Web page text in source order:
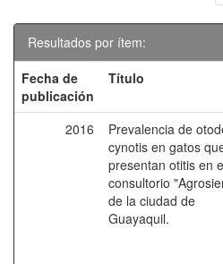
Resultados por ítem:
Fecha de
publicación
Título
2016
Prevalencia de
cynotis en gatos
presentan otitis en
consultorio
de la ciudad de
Guayaquil.